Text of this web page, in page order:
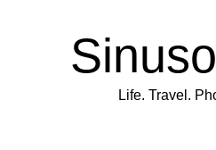
Life. Travel.